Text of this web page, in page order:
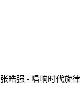
张皓强 - 唱响时代旋律